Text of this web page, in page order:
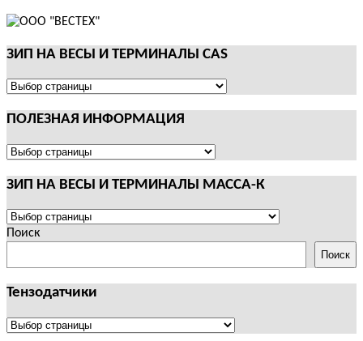
ЗИП НА ВЕСЫ И ТЕРМИНАЛЫ CAS
ЗИП
ВЕСЫ
ТЕРМИНАЛЫ
ПОЛЕЗНАЯ ИНФОРМАЦИЯ
ПОЛЕЗНАЯ
ЗИП НА ВЕСЫ И ТЕРМИНАЛЫ МАССА-К
ЗИП
НА
И
ТЕРМИНАЛЫ
МАССА-
Поиск
Поиск
Тензодатчики
Тензодатчики